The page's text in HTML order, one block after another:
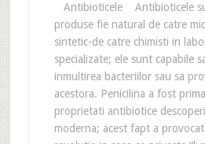
Antibioticele Antibioticele
produse fie natural de catre
sintetic-de catre chimisti in
specializate; ele sunt capabile
inmultirea bacteriilor sau sa
acestora. Penicilina a fost
proprietati antibiotice
moderna; acest fapt a